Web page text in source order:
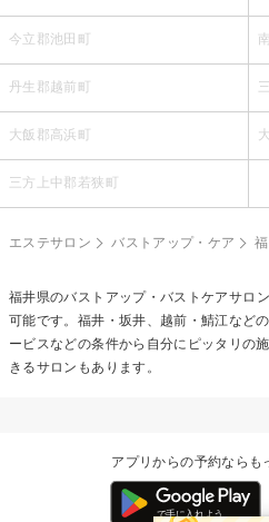
今立郡池田町
丹生郡越前町
大飯郡高浜町
三方上中郡若狭町
エステサロン バストアップ・ケア
福井県のバストアップ・バストケアサロ
可能です。福井・坂井、越前・鯖江など
ービスなどの条件から自分にピッタリの
きるサロンもあります。
アプリからの予約ならも